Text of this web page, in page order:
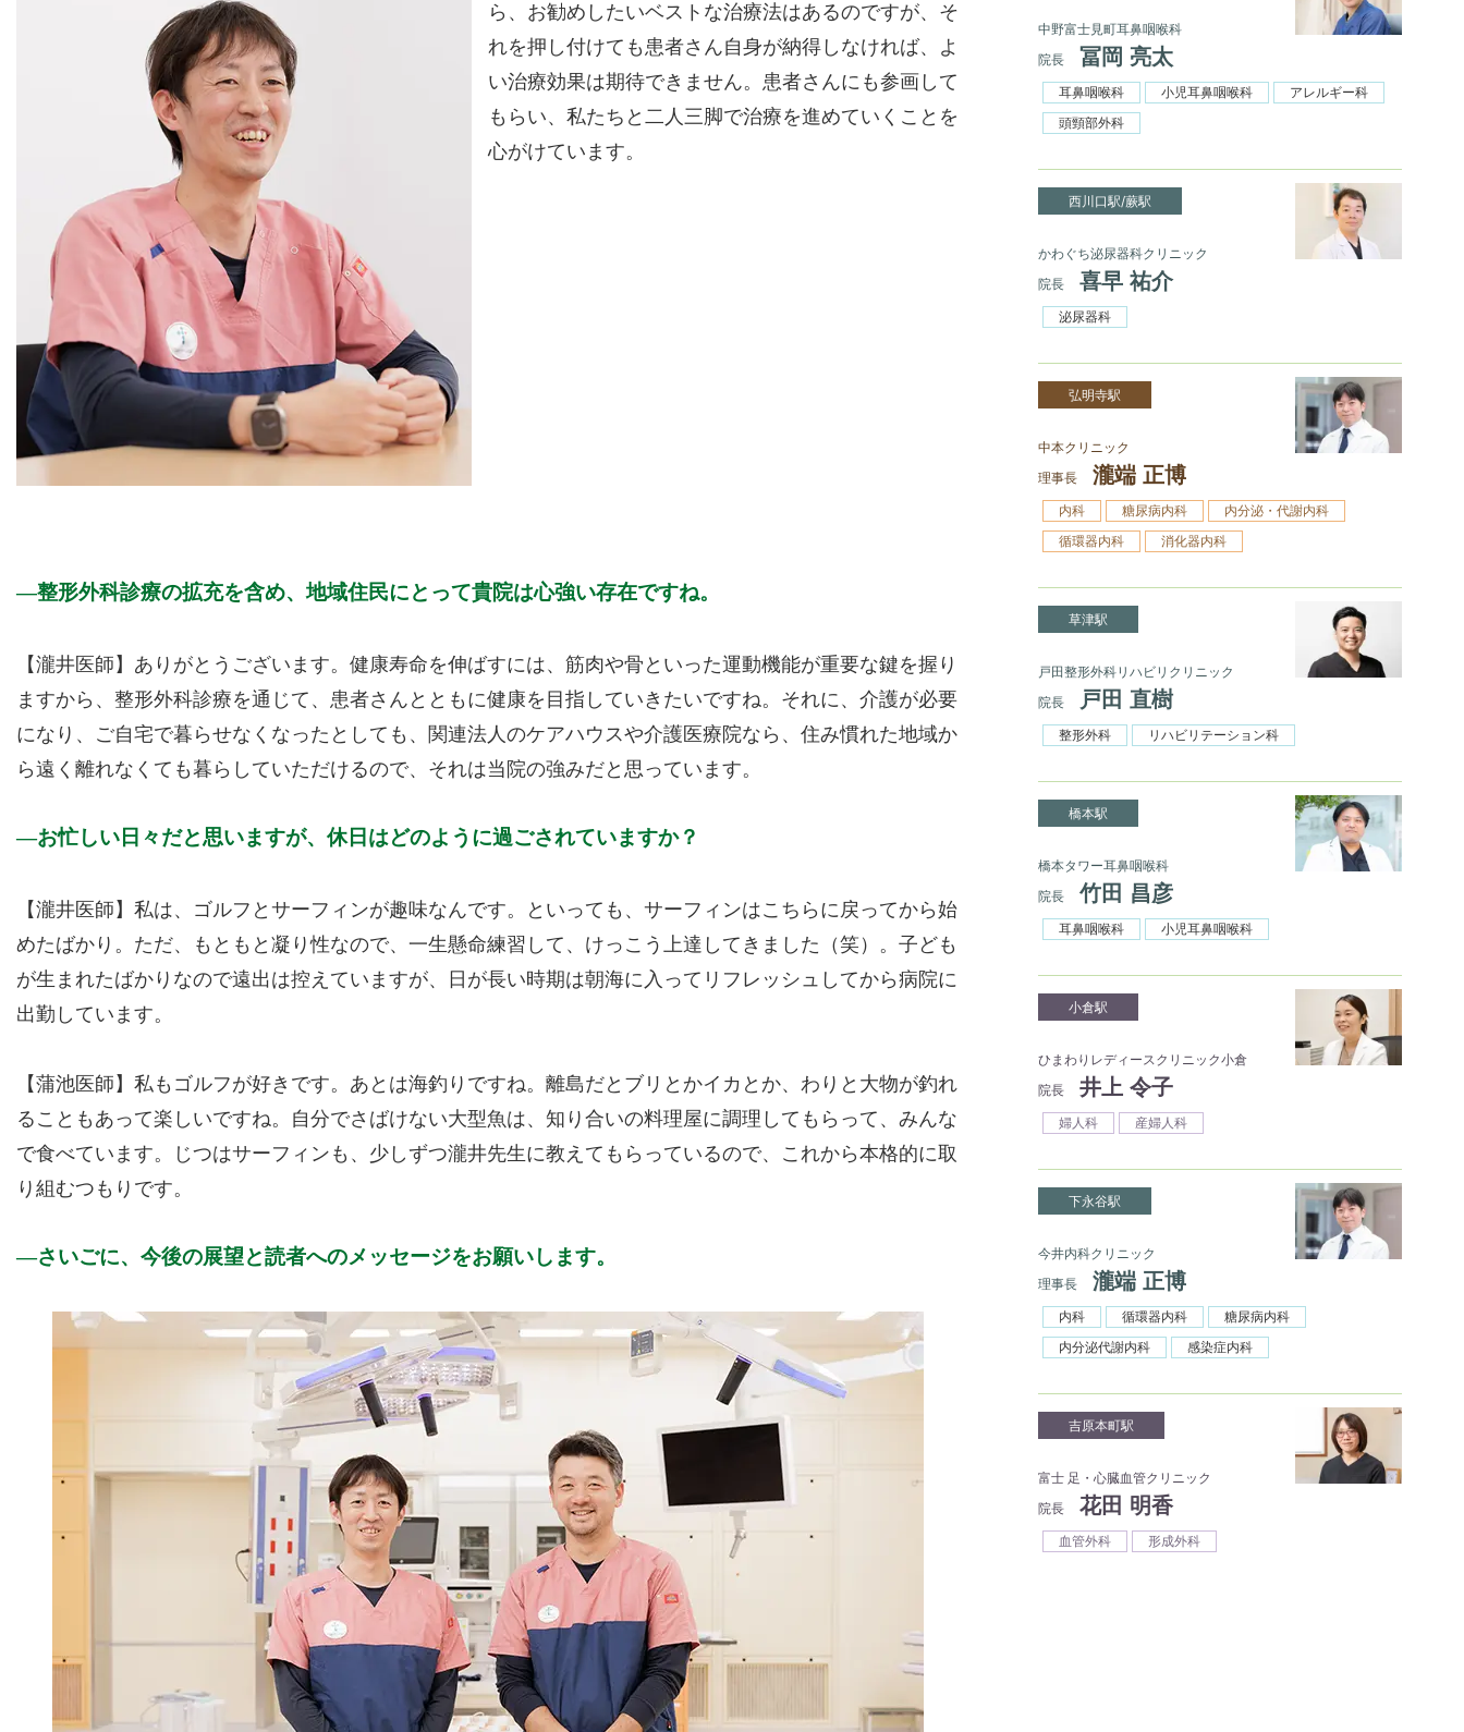
ら、お勧めしたいベストな治療法はあるのですが、そ
れを押し付けても患者さん自身が納得しなければ、よ
い治療効果は期待できません。患者さんにも参画して
もらい、私たちと二人三脚で治療を進めていくことを
心がけています。
整形外科診療の拡充を含め、地域住民にとって貴院は心強い存在ですね。
【瀧井医師】ありがとうございます。健康寿命を伸ばすには、筋肉や骨といった運動機能が重要な鍵を握り
ますから、整形外科診療を通じて、患者さんとともに健康を目指していきたいですね。それに、介護が必要
になり、ご自宅で暮らせなくなったとしても、関連法人のケアハウスや介護医療院なら、住み慣れた地域か
ら遠く離れなくても暮らしていただけるので、それは当院の強みだと思っています。
お忙しい日々だと思いますが、休日はどのように過ごされていますか？
【瀧井医師】私は、ゴルフとサーフィンが趣味なんです。といっても、サーフィンはこちらに戻ってから始
めたばかり。ただ、もともと凝り性なので、一生懸命練習して、けっこう上達してきました（笑）。子ども
が生まれたばかりなので遠出は控えていますが、日が長い時期は朝海に入ってリフレッシュしてから病院に
出勤しています。
【蒲池医師】私もゴルフが好きです。あとは海釣りですね。離島だとブリとかイカとか、わりと大物が釣れ
ることもあって楽しいですね。自分でさばけない大型魚は、知り合いの料理屋に調理してもらって、みんな
で食べています。じつはサーフィンも、少しずつ瀧井先生に教えてもらっているので、これから本格的に取
り組むつもりです。
さいごに、今後の展望と読者へのメッセージをお願いします。
中野富士見町耳鼻咽喉科
院長
冨岡 亮太
耳鼻咽喉科 小児耳鼻咽喉科
アレルギー科
頭頸部外科
西川口駅/蕨駅
かわぐち泌尿器科クリニック
院長
喜早 祐介
泌尿器科
弘明寺駅
中本クリニック
理事長
瀧端 正博
内科 糖尿病内科
内分泌・代謝内科
循環器内科
消化器内科
草津駅
戸田整形外科リハビリクリニック
院長
戸田 直樹
整形外科 リハビリテーション科
橋本駅
橋本タワー耳鼻咽喉科
院長
竹田 昌彦
耳鼻咽喉科 小児耳鼻咽喉科
小倉駅
ひまわりレディースクリニック小倉
院長
井上 令子
婦人科 産婦人科
下永谷駅
今井内科クリニック
理事長
瀧端 正博
内科 循環器内科
糖尿病内科
内分泌代謝内科
感染症内科
吉原本町駅
富士 足・心臓血管クリニック
院長
花田 明香
血管外科 形成外科